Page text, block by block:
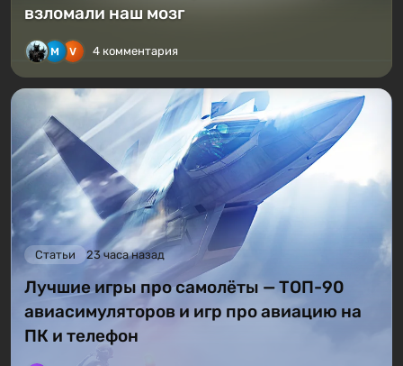
взломали наш мозг
4 комментария
Статьи 23 часа назад
Лучшие игры про самолёты — ТОП-90
авиасимуляторов и игр про авиацию на
ПК и телефон